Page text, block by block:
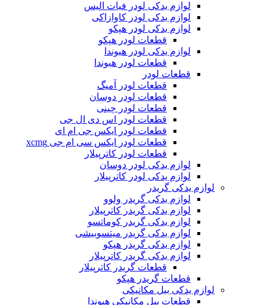
لوازم یدکی لودر فیات الیس
لوازم یدکی لودر کاوازاکی
لوازم یدکی لودر هپکو
قطعات لودر هپکو
لوازم یدکی لودر هیوندا
قطعات لودر هیوندا
قطعات لودر
قطعات لودر آمیگ
قطعات لودر دوسان
قطعات لودر چینی
قطعات لودر اس دی ال جی
قطعات لودر ایکس جی ام ای
قطعات لودر ایکس سی ام جی xcmg
قطعات لودر کاترپیلار
لوازم یدکی لودر دوسان
لوازم یدکی لودر کاترپیلار
لوازم یدکی گریدر
لوازم یدکی گریدر ولوو
لوازم یدکی گریدر کاترپیلار
لوازم یدکی گریدر کوماتسو
لوازم یدکی گریدر میتسوبیشی
لوازم یدکی گریدر هپکو
لوازم یدکی گریدر کاترپیلار
قطعات گریدر کاترپیلار
قطعات گریدر هپکو
لوازم یدکی بیل مکانیکی
قطعات بیل مکانیکی هیوندا